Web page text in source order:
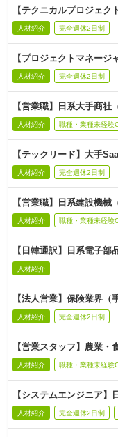
【テクニカルプロジェ
人材紹介 完全週休2日制
【プロジェクトマネー
人材紹介 完全週休2日制
【営業職】日系大手商社
人材紹介 職種・業種未経験
【テックリード】大手
人材紹介 完全週休2日制
【営業職】日系建設機械
人材紹介 職種・業種未経験
【日韓通訳】日系電子
人材紹介
【法人営業】保険業界
人材紹介 完全週休2日制
【営業スタッフ】農業・
人材紹介 職種・業種未経験
【システムエンジニア
人材紹介 完全週休2日制